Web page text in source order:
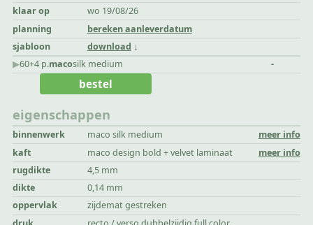
klaar op
wo 19/08/26
planning
bereken aanleverdatum
sjabloon
download
▶︎60+4 p.macosilk medium -
eigenschappen
binnenwerk maco silk medium
meer info
kaft
maco design bold + velvet laminaat
meer info
rugdikte
4,5 mm
dikte
0,14 mm
oppervlak
zijdemat gestreken
bestel